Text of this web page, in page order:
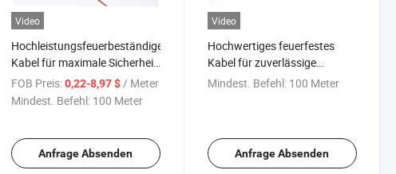
Video
Hochleistungsfeuerbeständige
Kabel für maximale Sicherheit
Wdzan-Yjy-0.6/1kv 5X10mm2
FOB Preis: 0,22-8,97 $/ Meter
Mindest. Befehl: 100 Meter
Anfrage Absenden
Video
Hochwertiges feuerfestes
Kabel für zuverlässige
Installationen
Mindest. Befehl: 100 Meter
Anfrage Absenden